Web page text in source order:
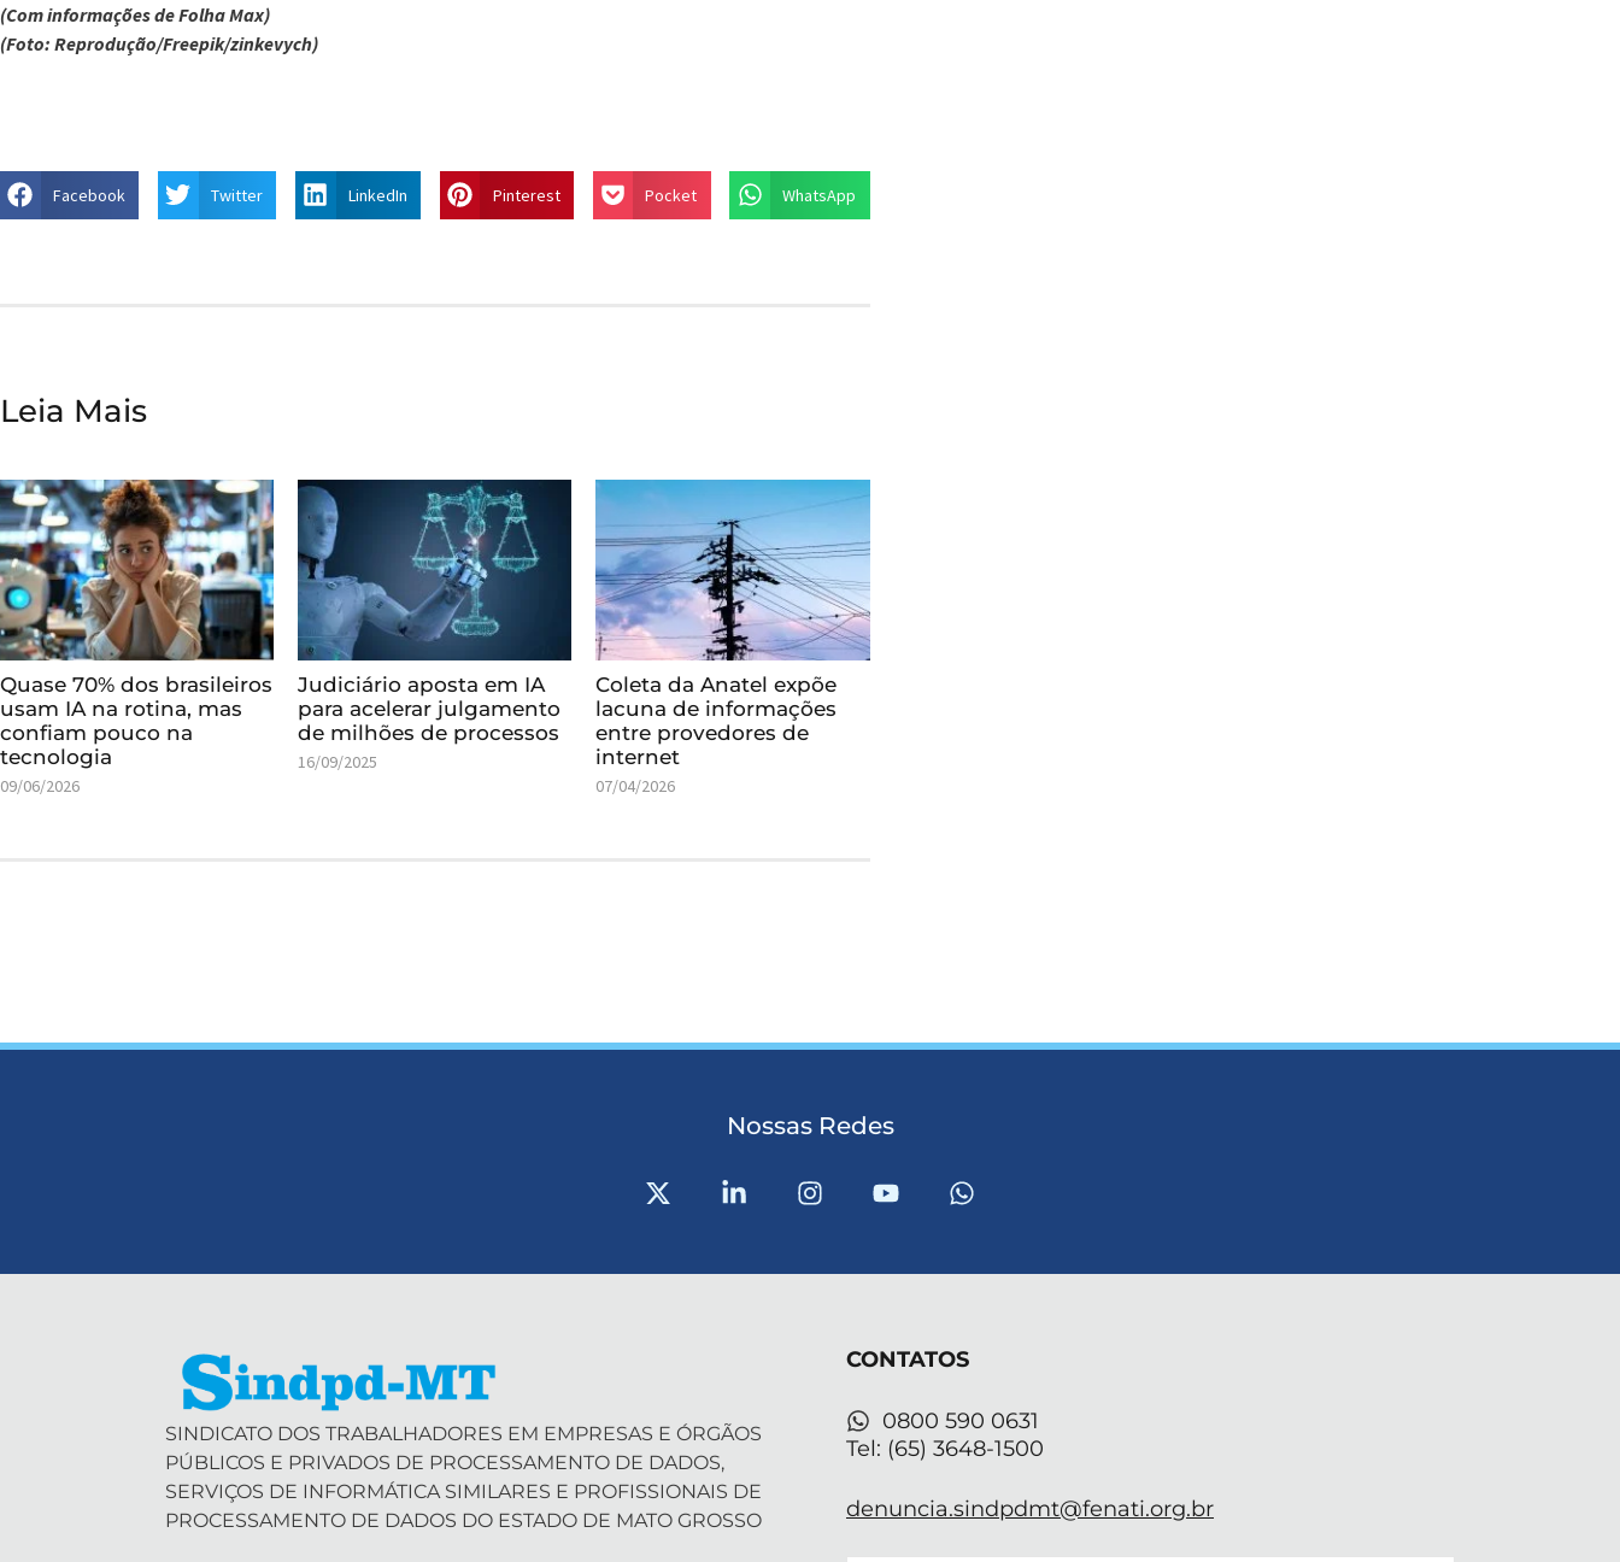
(Com informações de Folha Max)
(Foto: Reprodução/Freepik/zinkevych)
Facebook Twitter LinkedIn Pinterest Pocket WhatsApp
Leia Mais
Quase 70% dos brasileiros
usam IA na rotina, mas
confiam pouco na
tecnologia
09/06/2026
Judiciário aposta em IA
para acelerar julgamento
de milhões de processos
16/09/2025
Coleta da Anatel expõe
lacuna de informações
entre provedores de
internet
07/04/2026
Nossas Redes
X
-
L
i
i
n
I
n
Y
o
e
W
h
p
p
SINDICATO DOS TRABALHADORES EM EMPRESAS E ÓRGÃOS
PÚBLICOS E PRIVADOS DE PROCESSAMENTO DE DADOS,
SERVIÇOS DE INFORMÁTICA SIMILARES E PROFISSIONAIS DE
PROCESSAMENTO DE DADOS DO ESTADO DE MATO GROSSO
CONTATOS
0800 590 0631
Tel: (65) 3648-1500
denuncia.sindpdmt@fenati.org.br